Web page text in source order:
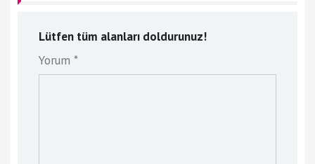
Lütfen tüm alanları doldurunuz!
Yorum *